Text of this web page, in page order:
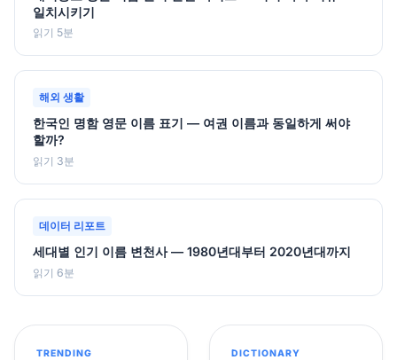
일치시키기
읽기 5분
해외 생활
한국인 명함 영문 이름 표기 — 여권 이름과 동일하게 써야
할까?
읽기 3분
데이터 리포트
세대별 인기 이름 변천사 — 1980년대부터 2020년대까지
읽기 6분
TRENDING DICTIONARY